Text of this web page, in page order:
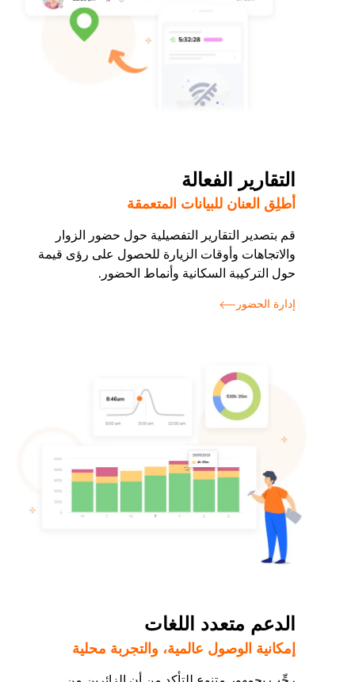
التقارير الفعالة
أطلِق العنان للبيانات المتعمقة
قم بتصدير التقارير التفصيلية حول حضور الزوار
والاتجاهات وأوقات الزيارة للحصول على رؤى قيمة
حول التركيبة السكانية وأنماط الحضور.
إدارة الحضور
الدعم متعدد اللغات
إمكانية الوصول عالمية، والتجربة محلية